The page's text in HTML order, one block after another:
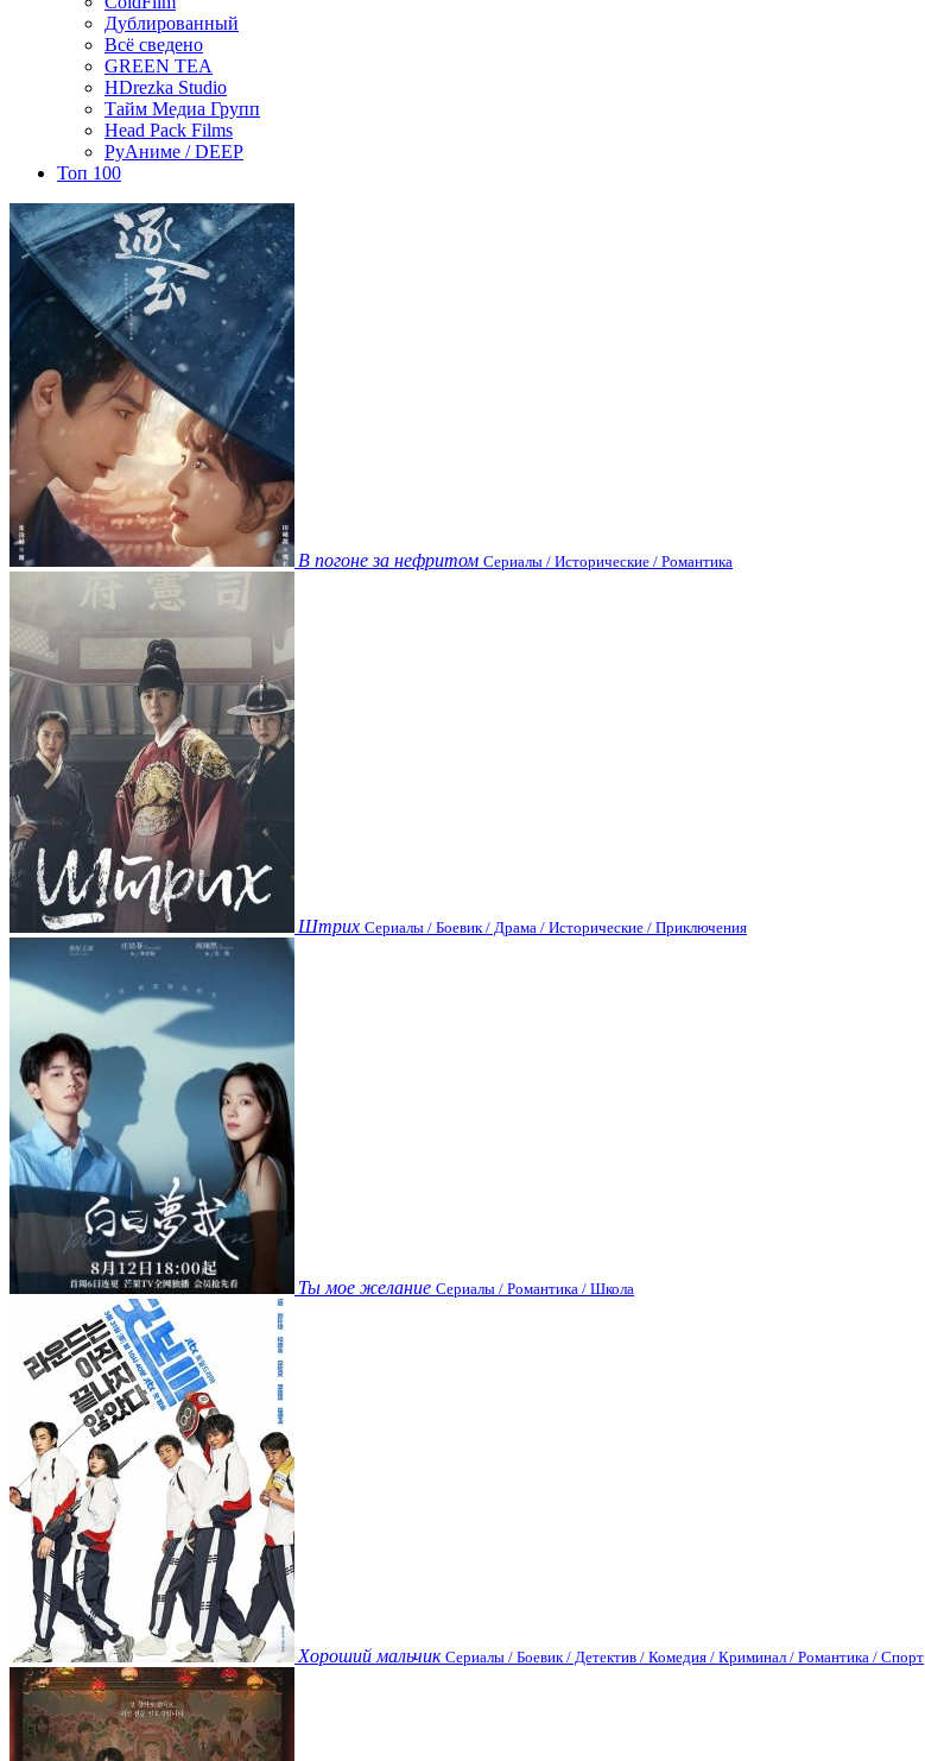
Дублированный
Всё сведено
GREEN TEA
HDrezka Studio
Тайм Медиа Групп
Head Pack Films
РуАниме / DEEP
Топ 100
В погоне за нефритом Сериалы / Исторические / Романтика
Штрих Сериалы / Боевик / Драма / Исторические / Приключения
Ты мое желание Сериалы / Романтика / Школа
Хороший мальчик Сериалы / Боевик / Детектив / Комедия / Криминал / Романтика / Спорт